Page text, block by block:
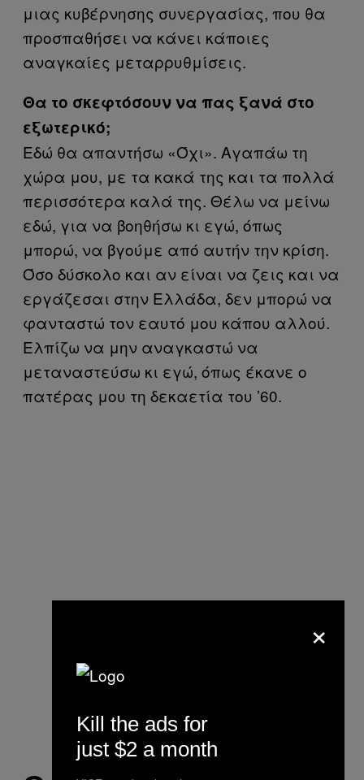
μιας κυβέρνησης συνεργασίας, που θα
προσπαθήσει να κάνει κάποιες
αναγκαίες μεταρρυθμίσεις.
Θα το σκεφτόσουν να πας ξανά στο
εξωτερικό;
Εδώ θα απαντήσω «Όχι». Αγαπάω τη
χώρα μου, με τα κακά της και τα πολλά
περισσότερα καλά της. Θέλω να μείνω
εδώ, για να βοηθήσω κι εγώ, όπως
μπορώ, να βγούμε από αυτήν την κρίση.
Όσο δύσκολο και αν είναι να ζεις και να
εργάζεσαι στην Ελλάδα, δεν μπορώ να
φανταστώ τον εαυτό μου κάπου αλλού.
Ελπίζω να μην αναγκαστώ να
μεταναστεύσω κι εγώ, όπως έκανε ο
πατέρας μου τη δεκαετία του ’60.
×
Kill the ads for
just $2 a month